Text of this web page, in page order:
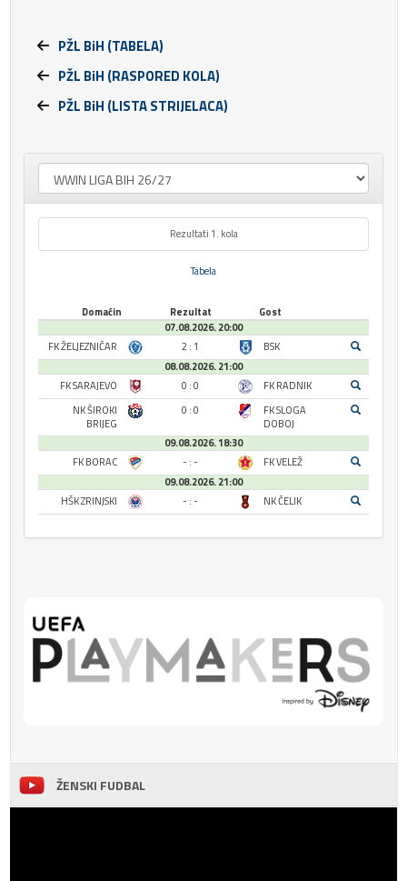
PŽL BiH (TABELA)
PŽL BiH (RASPORED KOLA)
PŽL BiH (LISTA STRIJELACA)
Rezultati 1. kola
Tabela
Domaćin Rezultat
Gost
07.08.2026. 20:00
FK ŽELJEZNIČAR
2 : 1
BSK
08.08.2026. 21:00
FK SARAJEVO
0 : 0
FK RADNIK
NK ŠIROKI
BRIJEG
0 : 0
FK SLOGA
DOBOJ
09.08.2026. 18:30
FK BORAC
- : -
FK VELEŽ
09.08.2026. 21:00
HŠK ZRINJSKI
- : - NK ČELIK
ŽENSKI FUDBAL